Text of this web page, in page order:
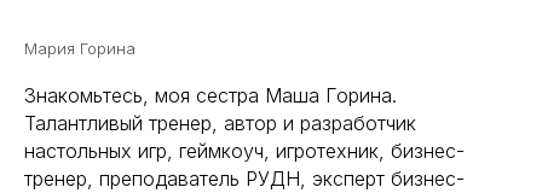
Мария Горина
Знакомьтесь, моя сестра Маша Горина.
Талантливый тренер, автор и разработчик
настольных игр, геймкоуч, игротехник, бизнес-
тренер, преподаватель РУДН, эксперт бизнес-